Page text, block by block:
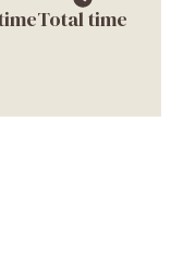
Total time